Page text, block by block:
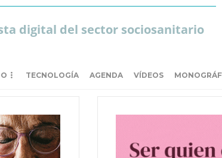
digital del sector sociosanitario
TECNOLOGÍA AGENDA VÍDEOS